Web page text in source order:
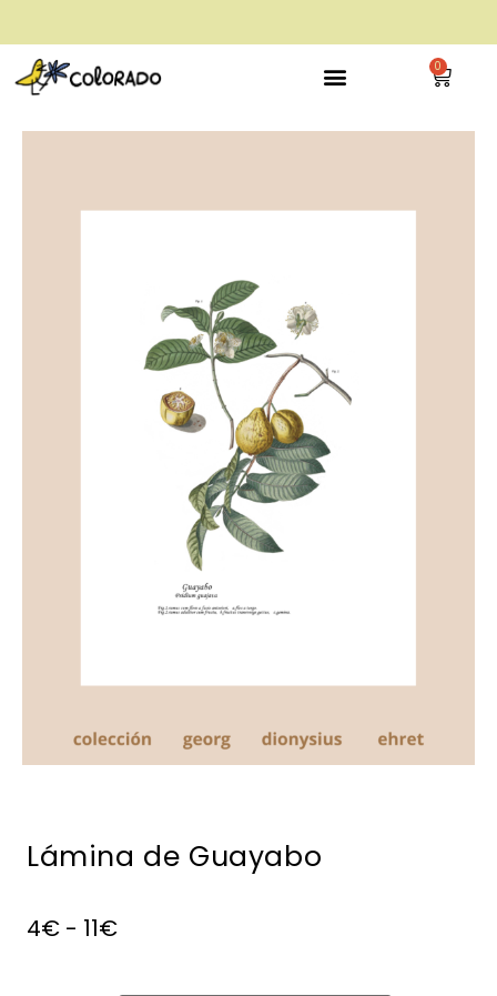
envío gratis a partir de 28€ 0
Lámina de Guayabo
4€ - 11€